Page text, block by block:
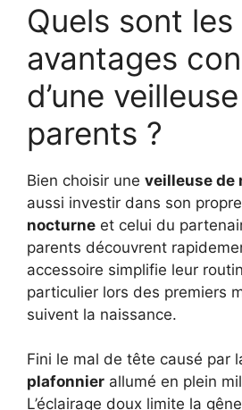
Quels sont les
avantages
d’une
parents ?
Bien choisir une veilleuse de
aussi investir dans son propre
nocturne et celui du
parents découvrent
accessoire simplifie leur
particulier lors des premiers
suivent la naissance.
Fini le mal de tête causé par
plafonnier allumé en plein
L’éclairage doux limite la